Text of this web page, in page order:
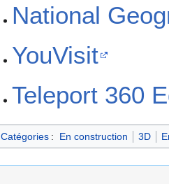
National
YouVisit
Teleport 360
Catégories : En construction 3D